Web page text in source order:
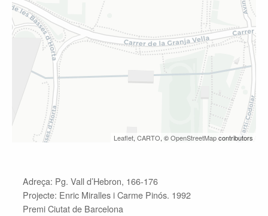
Leaflet, CARTO, ©OpenStreetMapcontributors
Adreça: Pg. Vall d’Hebron, 166-176
Projecte: Enric Miralles i Carme Pinós. 1992
Premi Ciutat de Barcelona